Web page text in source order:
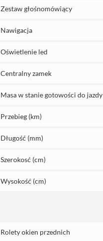
Zestaw głośnomówiący
Nawigacja
Oświetlenie led
Centralny zamek
Masa w stanie gotowości do jazdy
Przebieg (km)
Długość (mm)
Szerokosć (cm)
Wysokość (cm)
Rolety okien przednich